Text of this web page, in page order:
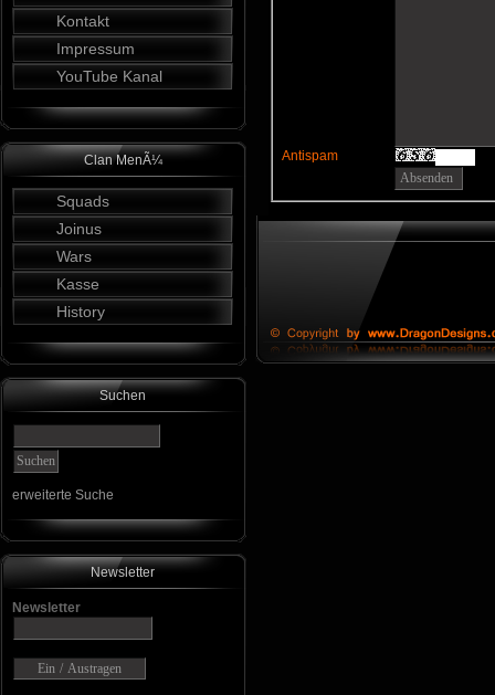
Kontakt
Impressum
YouTube Kanal
Clan MenÃ¼
Squads
Joinus
Wars
Kasse
History
Suchen
erweiterte Suche
Newsletter
Newsletter
Antispam